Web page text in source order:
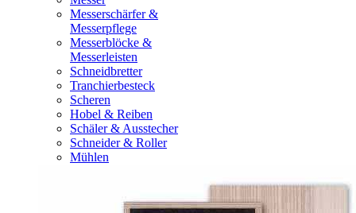
Messerschärfer &
Messerpflege
Messerblöcke &
Messerleisten
Schneidbretter
Tranchierbesteck
Scheren
Hobel & Reiben
Schäler & Ausstecher
Schneider & Roller
Mühlen